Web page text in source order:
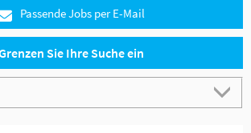
Passende Jobs per E-Mail
Sie Ihre Suche ein